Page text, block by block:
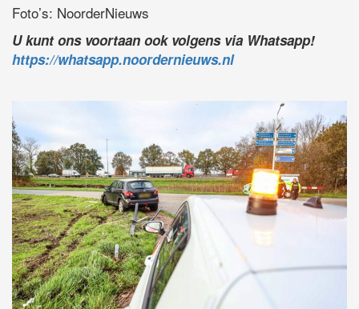
Foto’s: NoorderNieuws
U kunt ons voortaan ook volgens via Whatsapp!
https://whatsapp.noordernieuws.nl